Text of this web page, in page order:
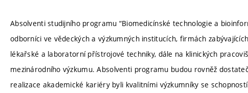
Absolventi studijního programu “Biomedicínské technologie a
odborníci ve vědeckých a výzkumných institucích, firmách
lékařské a laboratorní přístrojové techniky, dále na klinických
mezinárodního výzkumu. Absolventi programu budou rovněž
realizace akademické kariéry byli kvalitními výzkumníky se